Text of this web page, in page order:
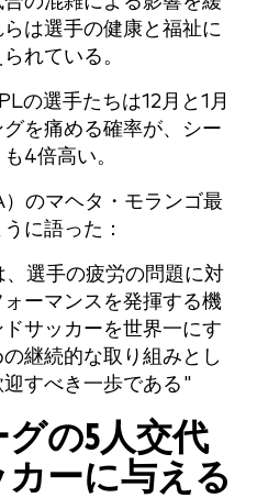
は選手の健康と福祉に
れている。
の選手たちは12月と1月
を痛める確率が、シー
4倍高い。
のマヘタ・モランゴ最
に語った：
選手の疲労の問題に対
ーマンスを発揮する機
サッカーを世界一にす
継続的な取り組みとし
すべき一歩である"
の5人交代
ーに与える